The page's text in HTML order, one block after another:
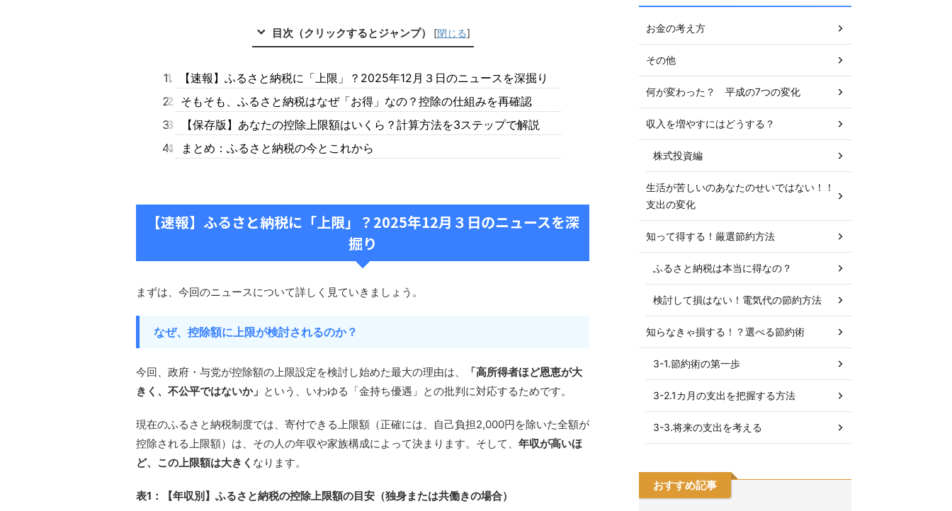
目次（クリックするとジャンプ） [閉じる]
1
【速報】ふるさと納税に「上限」？2025年12月３日のニュースを深掘り
2 そもそも、ふるさと納税はなぜ「お得」なの？控除の仕組みを再確認
3
【保存版】あなたの控除上限額はいくら？計算方法を3ステップで解説
4
まとめ：ふるさと納税の今とこれから
【速報】ふるさと納税に「上限」？2025年12月３日のニュースを深
掘り
まずは、今回のニュースについて詳しく見ていきましょう。
なぜ、控除額に上限が検討されるのか？
今回、政府・与党が控除額の上限設定を検討し始めた最大の理由は、
「高所得者ほど恩恵が大
きく、不公平ではないか」 という、いわゆる「金持ち優遇」との批判に対応するためです。
現在のふるさと納税制度では、寄付できる上限額（正確には、自己負担2,000円を除いた全額が
控除される上限額）は、その人の年収や家族構成によって決まります。そして、 年収が高いほ
ど、この上限額は大きく なります。
表1：【年収別】ふるさと納税の控除上限額の目安（独身または共働きの場合）
お金の考え方
その他
何が変わった？ 平成の7つの変化
収入を増やすにはどうする？
株式投資編
生活が苦しいのあなたのせいではない！！
支出の変化
知って得する！厳選節約方法
ふるさと納税は本当に得なの？
検討して損はない！電気代の節約方法
知らなきゃ損する！？選べる節約術
3-1.節約術の第一歩
3-2.1カ月の支出を把握する方法
3-3.将来の支出を考える
おすすめ記事